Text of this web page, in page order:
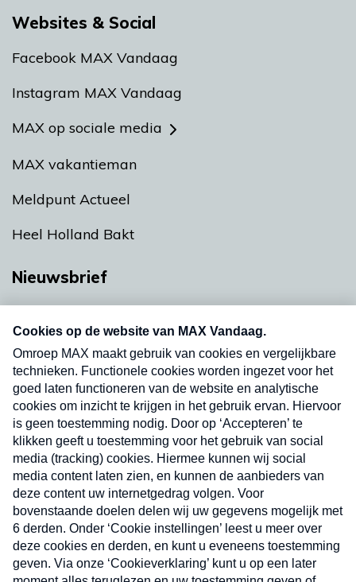
Websites & Social
Facebook MAX Vandaag
Instagram MAX Vandaag
MAX op sociale media
MAX vakantieman
Meldpunt Actueel
Heel Holland Bakt
Nieuwsbrief
Neem hier een gratis abonnement op onze
nieuwsbrief. Elke vrijdag- en dinsdagochtend in
uw mailbox.
Verzend
Nieuwsbrief
Neem hier een gratis abonnement op onze